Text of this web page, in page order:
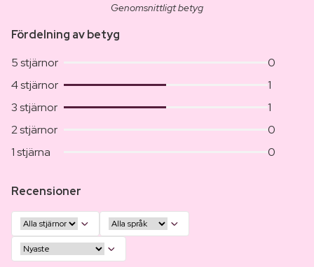
Genomsnittligt betyg
Fördelning av betyg
5 stjärnor
0
4 stjärnor
1
3 stjärnor
1
2 stjärnor
0
1 stjärna
0
Recensioner